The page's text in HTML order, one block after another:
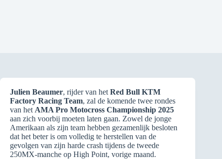
Julien Beaumer, rijder van het Red Bull KTM
Factory Racing Team, zal de komende twee rondes
van het AMA Pro Motocross Championship 2025
aan zich voorbij moeten laten gaan. Zowel de jonge
Amerikaan als zijn team hebben gezamenlijk besloten
dat het beter is om volledig te herstellen van de
gevolgen van zijn harde crash tijdens de tweede
250MX-manche op High Point, vorige maand.